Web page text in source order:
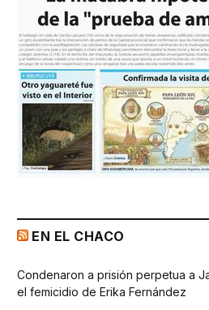
EN EL CHACO
Condenaron a prisión perpetua a
el femicidio de Erika Fernández